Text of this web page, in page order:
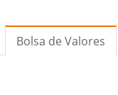
Bolsa de Valores